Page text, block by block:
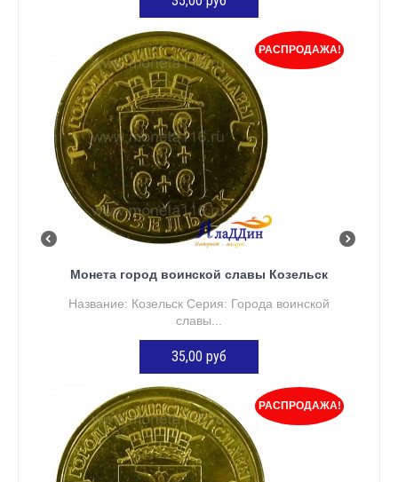
ДОБАВИТЬ В КОРЗИНУ
РАСПРОДАЖА!
Монета город воинской славы Козельск
Название: Козельск Серия: Города воинской
славы...
35,00 руб
ДОБАВИТЬ В КОРЗИНУ
РАСПРОДАЖА!